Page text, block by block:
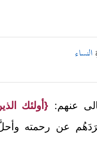
النساء
عنهم: {أولئك
عن رحمته